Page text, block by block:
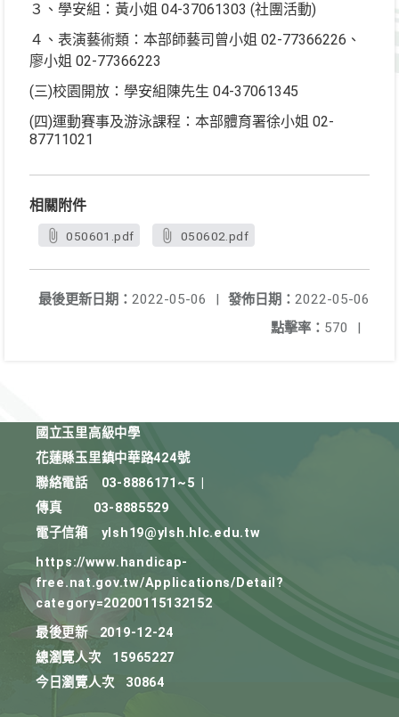
３、學安組：黃小姐 04-37061303 (社團活動)
４、表演藝術類：本部師藝司曾小姐 02-77366226、
廖小姐 02-77366223
(三)校園開放：學安組陳先生 04-37061345
(四)運動賽事及游泳課程：本部體育署徐小姐 02-
87711021
相關附件
050601.pdf 050602.pdf
發佈日期： 2022-05-06
最後更新日期： 2022-05-06
|
點擊率： 570 |
國立玉里高級中學
花蓮縣玉里鎮中華路424號
聯絡電話
03-8886171~5
傳真
03-8885529
電子信箱
ylsh19@ylsh.hlc.edu.tw
https://www.handicap-
free.nat.gov.tw/Applications/Detail?
category=20200115132152
最後更新
2019-12-24
總瀏覽人次
15965227
今日瀏覽人次
30864